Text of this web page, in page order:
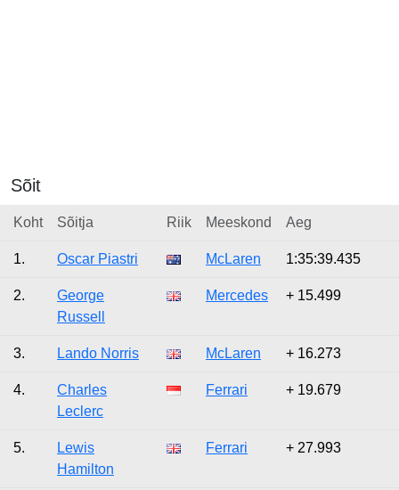
Sõit
Koht Sõitja Riik Meeskond Aeg
1. Oscar Piastri McLaren 1:35:39.435
2.
George
Russell
Mercedes + 15.499
3. Lando Norris McLaren + 16.273
4.
Charles
Leclerc
Ferrari + 19.679
5.
Lewis
Hamilton
Ferrari + 27.993